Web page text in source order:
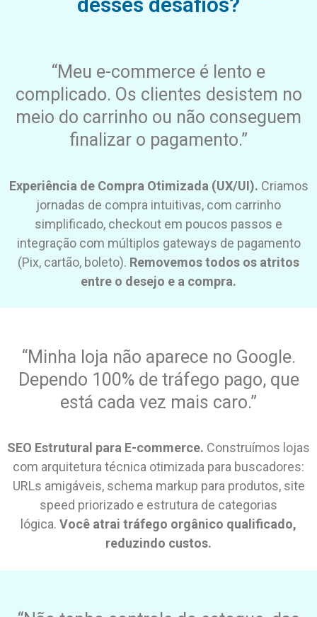
“Meu e-commerce é lento e
complicado. Os clientes desistem no
meio do carrinho ou não conseguem
finalizar o pagamento.”
Experiência de Compra Otimizada (UX/UI). Criamos
jornadas de compra intuitivas, com carrinho
simplificado, checkout em poucos passos e
integração com múltiplos gateways de pagamento
(Pix, cartão, boleto). Removemos todos os atritos
entre o desejo e a compra.
“Minha loja não aparece no Google.
Dependo 100% de tráfego pago, que
está cada vez mais caro.”
SEO Estrutural para E-commerce. Construímos lojas
com arquitetura técnica otimizada para buscadores:
URLs amigáveis, schema markup para produtos, site
speed priorizado e estrutura de categorias
lógica. Você atrai tráfego orgânico qualificado,
reduzindo custos.